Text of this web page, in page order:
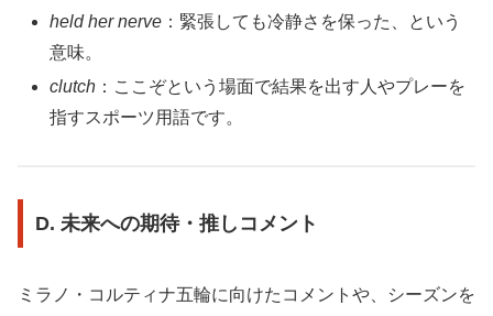
held her nerve ：緊張しても冷静さを保った、という
意味。
clutch ：ここぞという場面で結果を出す人やプレーを
指すスポーツ用語です。
D. 未来への期待・推しコメント
ミラノ・コルティナ五輪に向けたコメントや、シーズンを